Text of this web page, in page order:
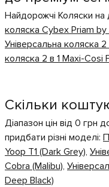
Найдорожчі Коляски на
коляска Cybex Priam
Універсальна коляска
коляска 2 в 1 Maxi-Cosi
Скільки
Діапазон цін від 0 грн
придбати різні моделі:
Yoop T1 (Dark Grey),
Cobra (Malibu),
Deep Black)